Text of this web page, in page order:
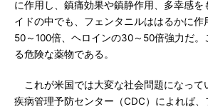
に作用し、鎮痛効果や鎮静作用、多幸感を
イドの中でも、フェンタニルははるかに
50～100倍、ヘロインの30～50倍強力だ
る危険な薬物である。
これが米国では大変な社会問題になって
疾病管理予防センター（CDC）によれば